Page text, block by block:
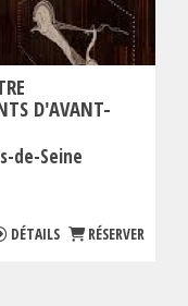
D'AVANT-
de-Seine
DÉTAILS RÉSERVER